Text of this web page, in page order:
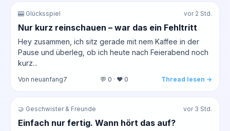
🎰 Glücksspiel vor 2 Std.
Nur kurz reinschauen – war das ein Fehltritt
Hey zusammen, ich sitz gerade mit nem Kaffee in der
Pause und überleg, ob ich heute nach Feierabend noch
kurz...
Von neuanfang7 💬 0 · ❤️ 0 Thread lesen →
🤝 Geschwister & Freunde vor 3 Std.
Einfach nur fertig. Wann hört das auf?